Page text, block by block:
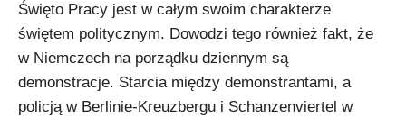
Święto Pracy jest w całym swoim charakterze
świętem politycznym. Dowodzi tego również fakt, że
w Niemczech na porządku dziennym są
demonstracje. Starcia między demonstrantami, a
policją w Berlinie-Kreuzbergu i Schanzenviertel w